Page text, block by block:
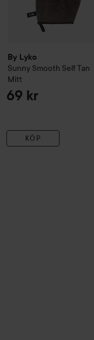
By Lyko
Sunny Smooth Self Tan
Mitt
69 kr
KÖP